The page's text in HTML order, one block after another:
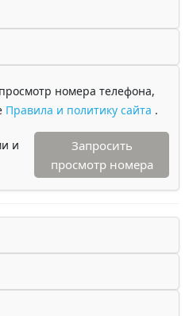
номера телефона,
Правила и политику сайта .
и
Запросить
просмотр номера